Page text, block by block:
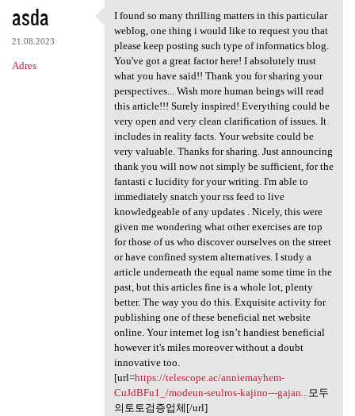
asda
21.08.2023
Adres
I found so many thrilling
I found so many thrilling matters in this particular
weblog, one thing i would like to request you that
please keep posting such type of informatics blog.
You've got a great factor here! I absolutely trust
what you have said!! Thank you for sharing your
perspectives... Wish more human beings will read
this article!!! Surely inspired! Everything could be
very open and very clean clarification of issues. It
includes in reality facts. Your website could be
very valuable. Thanks for sharing. Just announcing
thank you will now not simply be sufficient, for the
fantasti c lucidity for your writing. I'm able to
immediately snatch your rss feed to live
knowledgeable of any updates . Nicely, this were
given me wondering what other exercises are top
for those of us who discover ourselves on the street
or have confined system alternatives. I study a
article underneath the equal name some time in the
past, but this articles fine is a whole lot, plenty
better. The way you do this. Exquisite activity for
publishing one of these beneficial net website
online. Your internet log isn’t handiest beneficial
however it's miles moreover without a doubt
innovative too.
[url=https://telescope.ac/anniemayhem-
CuJdBFu1_/modeun-seulros-kajino---gajan...
모두
의토토검증업체[/url]